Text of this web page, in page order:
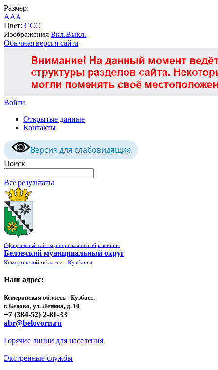
Размер:
AAA
Цвет: CCC
Изображения Вкл.Выкл.
Обычная версия сайта
Войти
Открытые данные
Контакты
Версия для слабовидящих
Поиск
Все результаты
Официальный сайт муниципального образования
Беловский муниципальный округ
Кемеровской области - Кузбасса
Наш адрес:
Кемеровская область - Кузбасс,
г. Белово, ул. Ленина, д. 10
+7 (384-52) 2-81-33
abr@belovorn.ru
Горячие линии для населения
Экстренные службы